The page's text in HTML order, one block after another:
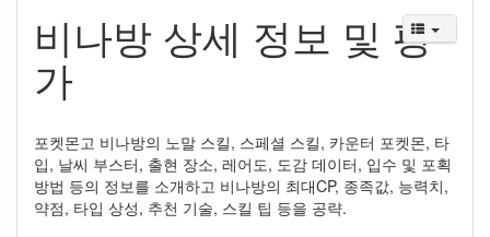
비나방 상세 정보 및 평
가
포켓몬고 비나방의 노말 스킬, 스페셜 스킬, 카운터 포켓몬, 타
입, 날씨 부스터, 출현 장소, 레어도, 도감 데이터, 입수 및 포획
방법 등의 정보를 소개하고 비나방의 최대CP, 종족값, 능력치,
약점, 타입 상성, 추천 기술, 스킬 팁 등을 공략.